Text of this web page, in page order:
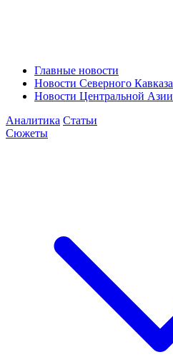
Главные новости
Новости Северного Кавказа
Новости Центральной Азии
Аналитика Статьи
Сюжеты